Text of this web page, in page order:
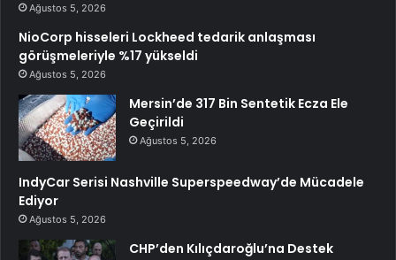
Ağustos 5, 2026
NioCorp hisseleri Lockheed tedarik anlaşması
görüşmeleriyle %17 yükseldi
Ağustos 5, 2026
Mersin’de 317 Bin Sentetik Ecza Ele
Geçirildi
Ağustos 5, 2026
IndyCar Serisi Nashville Superspeedway’de Mücadele
Ediyor
Ağustos 5, 2026
CHP’den Kılıçdaroğlu’na Destek